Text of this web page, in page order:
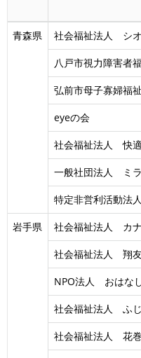
青森県 社会福祉法人 シ
八戸市視力障害者
弘前市母子寡婦福
eyeの会
社会福祉法人 快
一般社団法人 ミ
特定非営利活動法
岩手県 社会福祉法人 カ
社会福祉法人 翔
NPO法人 おはな
社会福祉法人 ふ
社会福祉法人 花